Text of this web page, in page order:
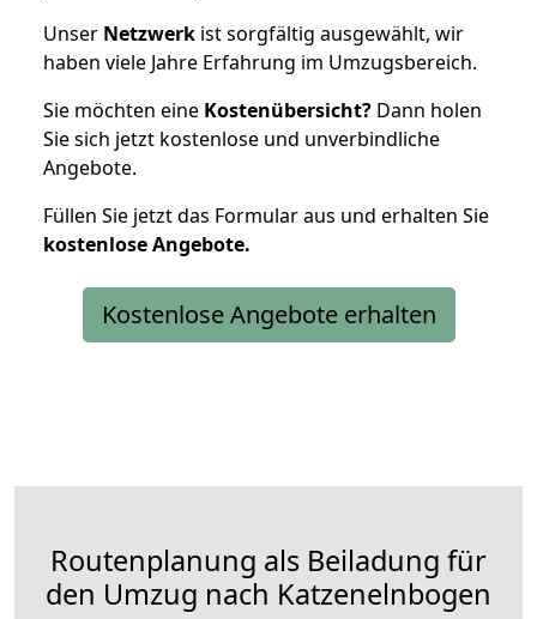
Unser Netzwerk ist sorgfältig ausgewählt, wir
haben viele Jahre Erfahrung im Umzugsbereich.
Sie möchten eine Kostenübersicht? Dann holen
Sie sich jetzt kostenlose und unverbindliche
Angebote.
Füllen Sie jetzt das Formular aus und erhalten Sie
kostenloseAngebote.
Kostenlose Angebote erhalten
Routenplanung als Beiladung für
den Umzug nach Katzenelnbogen